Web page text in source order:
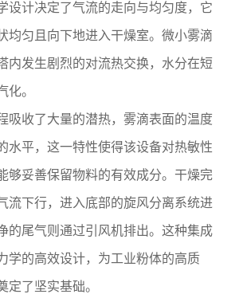
设计决定了气流的走向与均匀度，它
均匀且向下地进入干燥室。微小雾滴
内发生剧烈的对流热交换，水分在短
化。
吸收了大量的潜热，雾滴表面的温度
水平，这一特性使得该设备对热敏性
够妥善保留物料的有效成分。干燥完
流下行，进入底部的旋风分离系统进
的尾气则通过引风机排出。这种集成
学的高效设计，为工业粉体的高质
定了坚实基础。